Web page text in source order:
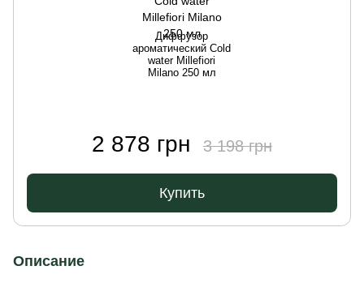
Диффузор
ароматический Cold
water Millefiori
Milano 250 мл
2 878 грн 3 198 грн
Купить
Описание